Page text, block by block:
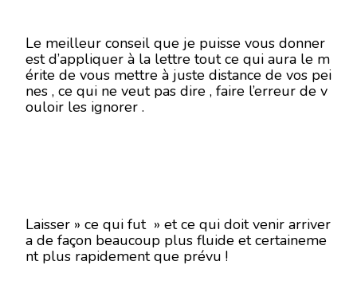
Le meilleur conseil que je puisse vous donner
est d’appliquer à la lettre tout ce qui aura le m
érite de vous mettre à juste distance de vos pei
nes , ce qui ne veut pas dire , faire l’erreur de v
ouloir les ignorer .
Laisser » ce qui fut » et ce qui doit venir arriver
a de façon beaucoup plus fluide et certaineme
nt plus rapidement que prévu !